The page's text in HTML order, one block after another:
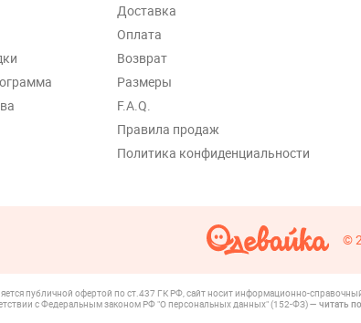
Доставка
Оплата
Возврат
Размеры
F.A.Q.
Правила продаж
Политика конфиденциальности
©
публичной офертой по ст.437 ГК РФ, сайт носит информационно-
с Федеральным законом РФ "О персональных данных" (152-ФЗ) — читать